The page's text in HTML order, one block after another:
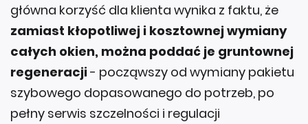
główna korzyść dla klienta wynika z faktu, że
zamiast kłopotliwej i kosztownej wymiany
całych okien, można poddać je gruntownej
regeneracji- począwszy od wymiany pakietu
szybowego dopasowanego do potrzeb, po
pełny serwis szczelności i regulacji